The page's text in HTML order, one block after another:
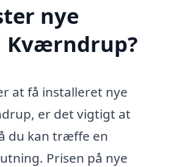
nye
Kværndrup?
at få installeret nye
er det vigtigt at
du kan træffe en
Prisen på nye